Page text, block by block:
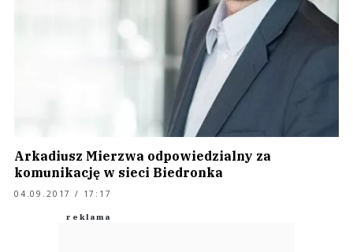
Arkadiusz Mierzwa odpowiedzialny za
komunikację w sieci Biedronka
04.09.2017 / 17:17